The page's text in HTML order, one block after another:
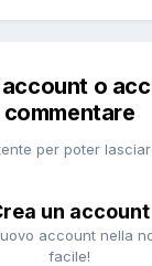
account o
commentare
per poter
un account
account nella
facile!